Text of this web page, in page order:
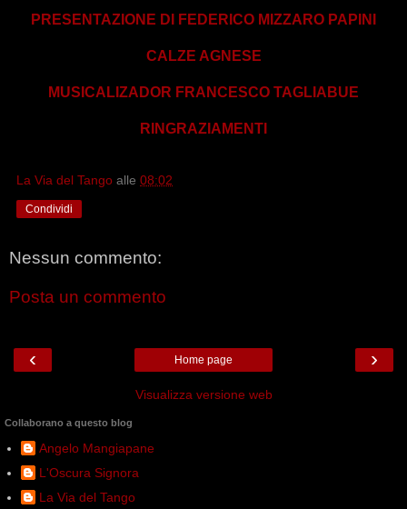
PRESENTAZIONE DI FEDERICO MIZZARO PAPINI
CALZE AGNESE
MUSICALIZADOR FRANCESCO TAGLIABUE
RINGRAZIAMENTI
La Via del Tango alle 08:02
Condividi
Nessun commento:
Posta un commento
‹ ›
Home page
Visualizza versione web
Collaborano a questo blog
Angelo Mangiapane
L'Oscura Signora
La Via del Tango